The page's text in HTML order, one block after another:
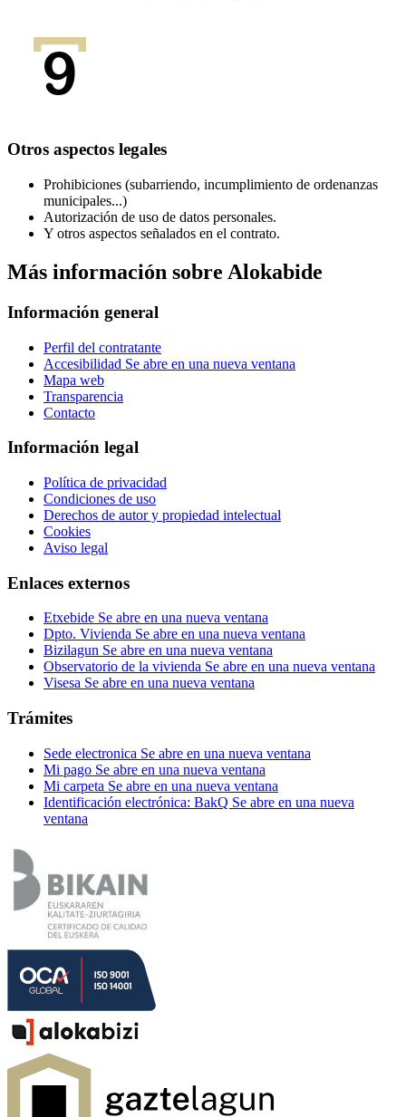
Otros aspectos legales
Prohibiciones (subarriendo, incumplimiento de ordenanzas
municipales...)
Autorización de uso de datos personales.
Y otros aspectos señalados en el contrato.
Más información sobre Alokabide
Información general
Perfil del contratante
Accesibilidad Se abre en una nueva ventana
Mapa web
Transparencia
Contacto
Información legal
Política de privacidad
Condiciones de uso
Derechos de autor y propiedad intelectual
Cookies
Aviso legal
Enlaces externos
Etxebide Se abre en una nueva ventana
Dpto. Vivienda Se abre en una nueva ventana
Bizilagun Se abre en una nueva ventana
Observatorio de la vivienda Se abre en una nueva ventana
Visesa Se abre en una nueva ventana
Trámites
Sede electronica Se abre en una nueva ventana
Mi pago Se abre en una nueva ventana
Mi carpeta Se abre en una nueva ventana
Identificación electrónica: BakQ Se abre en una nueva
ventana